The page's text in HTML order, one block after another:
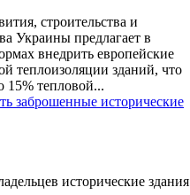
строительства и
Украины предлагает в
внедрить европейские
теплоизоляции зданий, что
15% тепловой...
заброшенные исторические
исторические здания